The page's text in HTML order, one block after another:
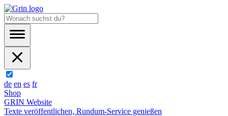
de en es fr
Shop
GRIN Website
Texte veröffentlichen, Rundum-Service genießen